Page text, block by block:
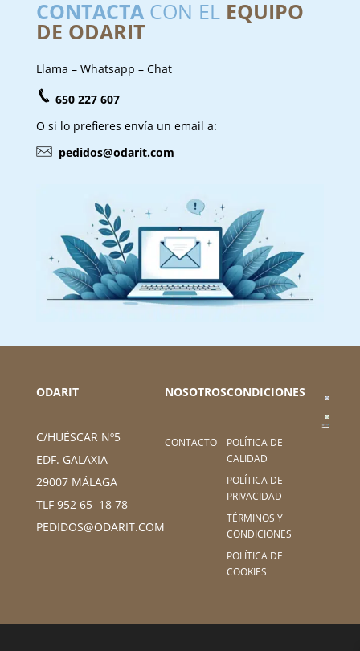
CONTACTACON EL EQUIPO
DE ODARIT
Llama – Whatsapp – Chat
650 227 607
O si lo prefieres envía un email a:
pedidos@odarit.com
ODARIT
C/HUÉSCAR Nº5
EDF. GALAXIA
29007 MÁLAGA
TLF 952 65 18 78
PEDIDOS@ODARIT.COM
NOSOTROS
CONTACTO
CONDICIONES
POLÍTICA DE
CALIDAD
POLÍTICA DE
PRIVACIDAD
TÉRMINOS Y
CONDICIONES
POLÍTICA DE
COOKIES